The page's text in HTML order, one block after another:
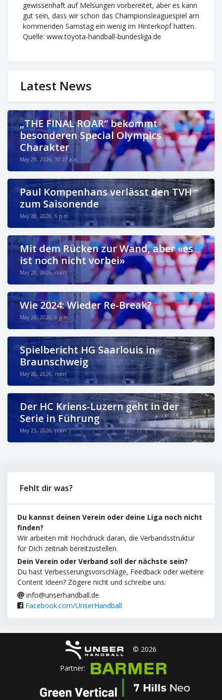
gewissenhaft auf Melsungen vorbereitet, aber es kann
gut sein, dass wir schon das Championsleaguespiel am
kommenden Samstag ein wenig im Hinterkopf hatten.
Quelle: www.toyota-handball-bundesliga.de
Latest News
„THE FINAL ROAR“ bekommt
besonderen Special Olympics
Charakter
May 29, 2026, 10:27 a.m.
Paul Kompenhans verlässt den TVH
zum Saisonende
May 28, 2026, 6 p.m.
Mit dem Rücken zur Wand, aber «es
ist noch nicht vorbei»
May 28, 2026, noon
Wie 2024: Wieder Re-Break?
May 26, 2026, 6 p.m.
Spielbericht HG Saarlouis in
Braunschweig
May 26, 2026, noon
Der HC Kriens-Luzern geht in der
Serie in Führung
May 25, 2026, noon
Fehlt dir was?
Du kannst deinen Verein oder deine Liga noch nicht
finden?
Wir arbeiten mit Hochdruck daran, die Verbandsstruktur
für Dich zeitnah bereitzustellen.
Dein Verein oder Verband soll der nächste sein?
Du hast Verbesserungsvorschläge, Feedback oder weitere
Content Ideen? Zögere nicht und schreibe uns:
info@unserhandball.de
Facebook.com/UnserHandball
© 2026
Partner: